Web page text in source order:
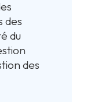
des
du
des